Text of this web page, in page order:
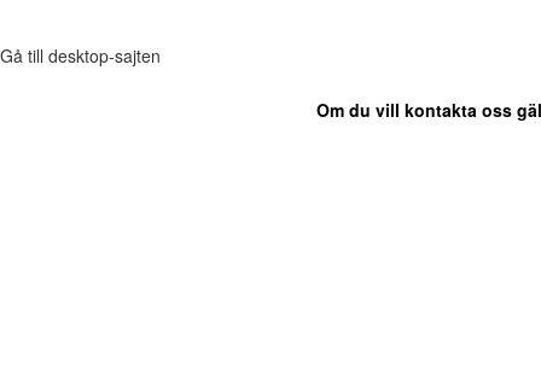
Gå till desktop-sajten
Om du vill kontakta oss